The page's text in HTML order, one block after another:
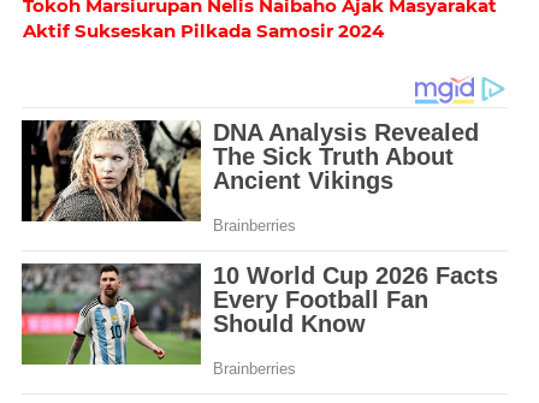
Tokoh Marsiurupan Nelis Naibaho Ajak Masyarakat
Aktif Sukseskan Pilkada Samosir 2024